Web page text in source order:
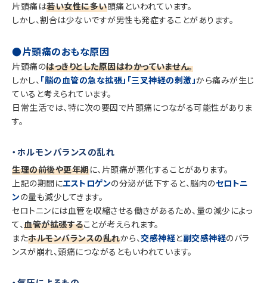
片頭痛は若い女性に多い頭痛といわれています。
しかし、割合は少ないですが男性も発症することがあります。
●片頭痛のおもな原因
片頭痛のはっきりとした原因はわかっていません。
しかし、 「脳の血管の急な拡張」「三叉神経の刺激」から痛みが生じ
ていると考えられています。
日常生活では、特に次の要因で片頭痛につながる可能性がありま
す。
・ホルモンバランスの乱れ
生理の前後や更年期に、片頭痛が悪化することがあります。
上記の期間にエストロゲンの分泌が低下すると、脳内のセロトニ
ンの量も減少してきます。
セロトニンには血管を収縮させる働きがあるため、量の減少によっ
て、血管が拡張することが考えられます。
またホルモンバランスの乱れから、交感神経と副交感神経のバラ
ンスが崩れ、頭痛につながるともいわれています。